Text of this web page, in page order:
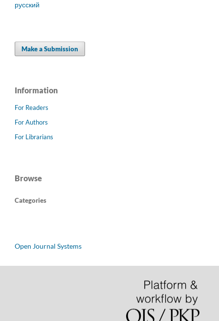
русский
Make a Submission
Information
For Readers
For Authors
For Librarians
Browse
Categories
Open Journal Systems